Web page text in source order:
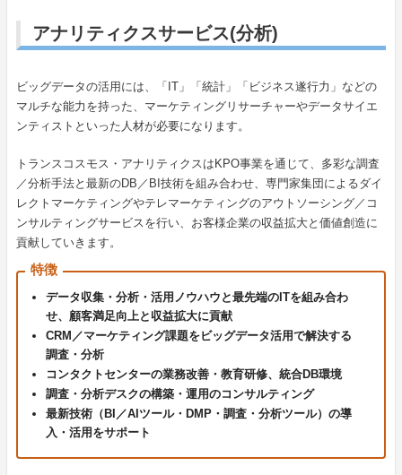
アナリティクスサービス(分析)
ビッグデータの活用には、「IT」「統計」「ビジネス遂行力」などの
マルチな能力を持った、マーケティングリサーチャーやデータサイエ
ンティストといった人材が必要になります。
トランスコスモス・アナリティクスはKPO事業を通じて、多彩な調査
／分析手法と最新のDB／BI技術を組み合わせ、専門家集団によるダイ
レクトマーケティングやテレマーケティングのアウトソーシング／コ
ンサルティングサービスを行い、お客様企業の収益拡大と価値創造に
貢献していきます。
特徴
データ収集・分析・活用ノウハウと最先端のITを組み合わ
せ、顧客満足向上と収益拡大に貢献
CRM／マーケティング課題をビッグデータ活用で解決する
調査・分析
コンタクトセンターの業務改善・教育研修、統合DB環境
調査・分析デスクの構築・運用のコンサルティング
最新技術（BI／AIツール・DMP・調査・分析ツール）の導
入・活用をサポート